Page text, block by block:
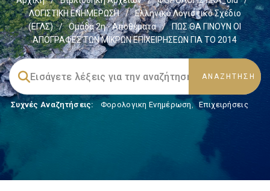
ΛΟΓΙΣΤΙΚΗ ΕΝΗΜΕΡΩΣΗ
/
Ελληνικό Λογιστικό Σχέδιο
(ΕΓΛΣ)
/ Ομάδα 2η - Αποθέματα /
ΠΩΣ ΘΑ ΓΙΝΟΥΝ ΟΙ
ΑΠΟΓΡΑΦΕΣ ΤΩΝ ΜΙΚΡΩΝ ΕΠΙΧΕΙΡΗΣΕΩΝ ΓΙΑ ΤΟ 2014
Συχνές Αναζητήσεις: Φορολογικη Ενημέρωση, Επιχειρήσεις